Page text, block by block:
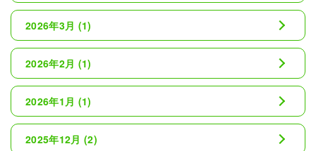
2026年3月 (1)
2026年2月 (1)
2026年1月 (1)
2025年12月 (2)